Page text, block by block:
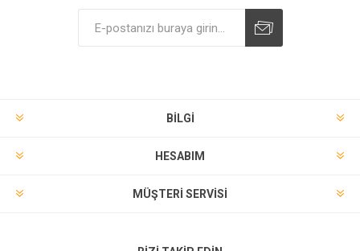
BILGI
HESABIM
MÜŞTERI SERVISI